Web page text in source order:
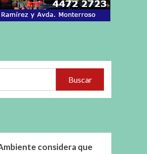
Buscar
considera que